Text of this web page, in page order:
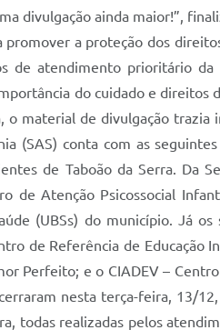
ainda maior!”,
a proteção dos
de atendimento prioritário
do cuidado e
material de divulgação
(SAS) conta com as
de Taboão da Serra. Da
de Atenção Psicossocial
(UBSs) do município. Já
de Referência de Educação
Perfeito; e o CIADEV –
nesta terça-feira, 13/
todas realizadas pelos